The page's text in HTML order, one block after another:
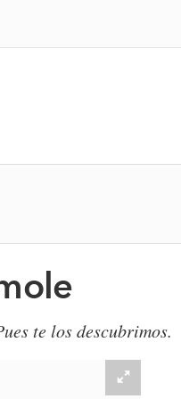
te los descubrimos.